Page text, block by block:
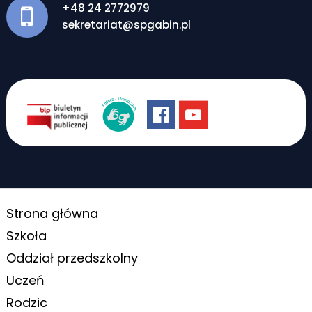
+48 24 2772979
sekretariat@spgabin.pl
Strona główna
Szkoła
Oddział przedszkolny
Uczeń
Rodzic